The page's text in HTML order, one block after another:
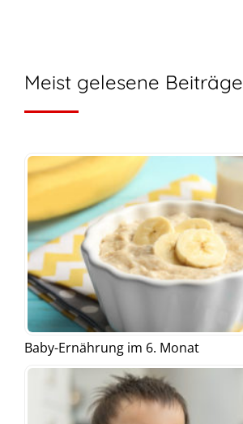
Meist gelesene Beiträge
Baby-Ernährung im 6. Monat